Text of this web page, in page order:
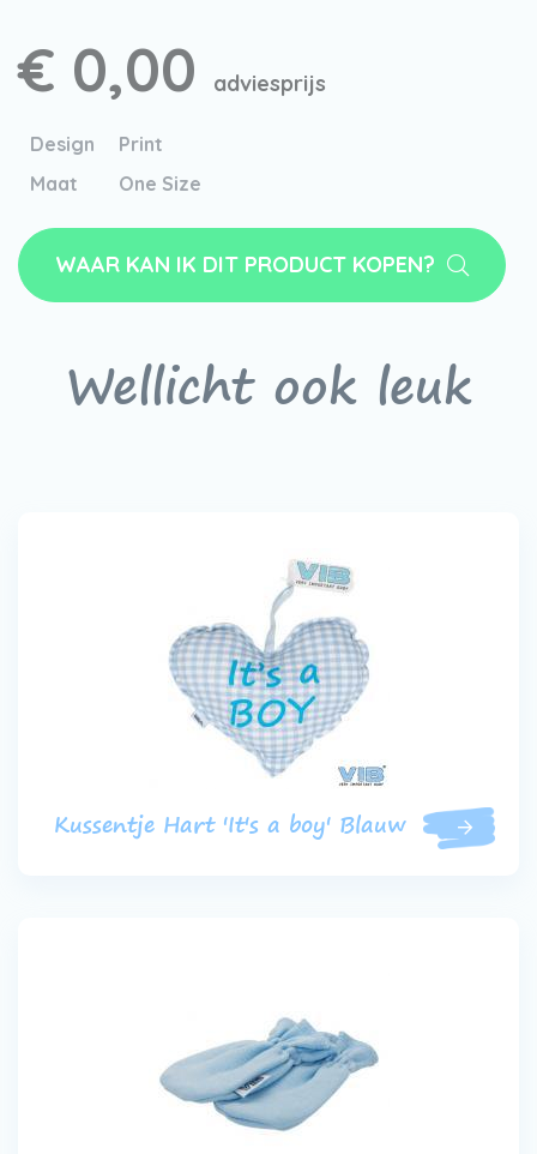
€ 0,00 adviesprijs
Design
Print
Maat
One Size
WAAR KAN IK DIT PRODUCT KOPEN?
Wellicht ook leuk
Kussentje Hart 'It's a boy' Blauw